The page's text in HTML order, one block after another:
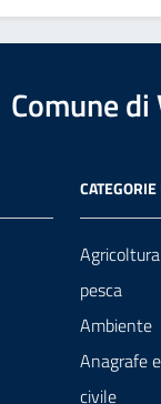
Comune
pesca
Ambiente
Anagrafe
civile